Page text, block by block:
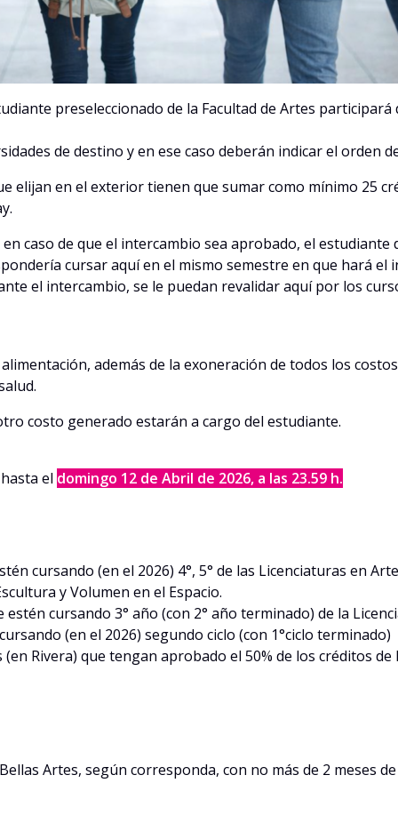
preseleccionado de la Facultad de Artes
de destino y en ese caso deberán indicar el orden
elijan en el exterior tienen que sumar como mínimo 25
en caso de que el intercambio sea aprobado, el
cursar aquí en el mismo semestre en que hará
el intercambio, se le puedan revalidar aquí por los
además de la exoneración de todos los costos
costo generado estarán a cargo del estudiante.
el domingo 12 de Abril de 2026, a las 23.59 h.
cursando (en el 2026) 4°, 5° de las Licenciaturas en
y Volumen en el Espacio.
cursando 3° año (con 2° año terminado) de la
(en el 2026) segundo ciclo (con 1°ciclo terminado)
Rivera) que tengan aprobado el 50% de los créditos de
Artes, según corresponda, con no más de 2 meses